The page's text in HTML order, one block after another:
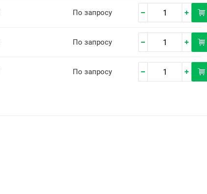
По запросу
По запросу
По запросу